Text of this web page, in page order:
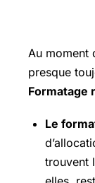
Au moment
presque
Formatage
Le
trouvent